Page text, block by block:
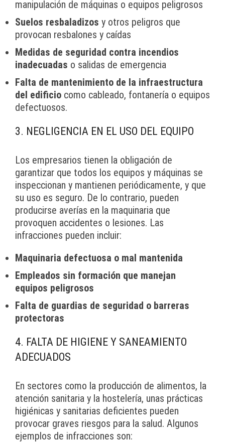
manipulación de máquinas o equipos peligrosos
Suelos resbaladizos y otros peligros que
provocan resbalones y caídas
Medidas de seguridad contra incendios
inadecuadas o salidas de emergencia
Falta de mantenimiento de la infraestructura
del edificio como cableado, fontanería o equipos
defectuosos.
3. NEGLIGENCIA EN EL USO DEL EQUIPO
Los empresarios tienen la obligación de
garantizar que todos los equipos y máquinas se
inspeccionan y mantienen periódicamente, y que
su uso es seguro. De lo contrario, pueden
producirse averías en la maquinaria que
provoquen accidentes o lesiones. Las
infracciones pueden incluir:
Maquinaria defectuosa o mal mantenida
Empleados sin formación que manejan
equipos peligrosos
Falta de guardias de seguridad o barreras
protectoras
4. FALTA DE HIGIENE Y SANEAMIENTO
ADECUADOS
En sectores como la producción de alimentos, la
atención sanitaria y la hostelería, unas prácticas
higiénicas y sanitarias deficientes pueden
provocar graves riesgos para la salud. Algunos
ejemplos de infracciones son: